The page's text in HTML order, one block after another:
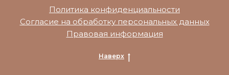
Политика конфиденциальности
Согласие на обработку персональных данных
Правовая информация
Наверх